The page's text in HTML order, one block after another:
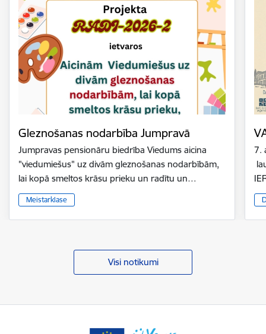
Gleznošanas nodarbība Jumpravā
Jumpravas pensionāru biedrība Viedums aicina
"viedumiešus" uz divām gleznošanas nodarbībām,
lai kopā smeltos krāsu prieku un radītu un…
Meistarklase
7.
Visi notikumi